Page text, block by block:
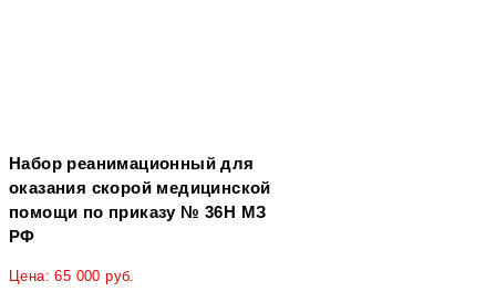
Набор реанимационный для
оказания скорой медицинской
помощи по приказу № 36Н МЗ
РФ
Цена:65 000 руб.